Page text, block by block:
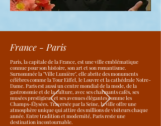
France - Paris
Paris, la capitale de la France, est une ville emblématique
connue pour son histoire, son art et son romantisme.
Surnommée la "Ville Lumière", elle abrite des monuments
célèbres comme la Tour Eiffel, le Louvre et la cathédrale Notre-
Dame. Paris est aussi un centre mondial de la mode, de la
gastronomie et de la culture, avec ses charmants cafés, ses
musées prestigieux et ses avenues élégantes comme les
Champs-Élysées. Traversée par la Seine, la ville offre une
atmosphère unique qui attire des millions de visiteurs chaque
année. Entre tradition et modernité, Paris reste une
destination incontournable.